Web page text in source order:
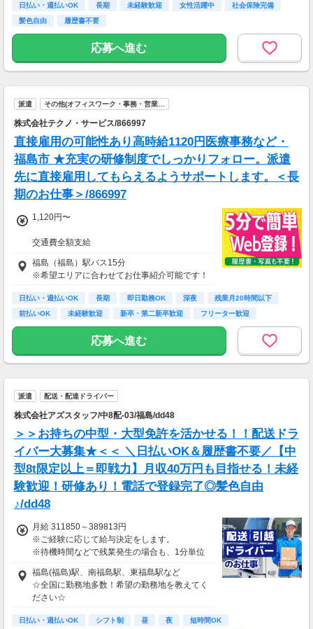
日払い・週払いOK 長期 未経験歓迎 女性活躍中
社会保険完備
髪色自由
履歴書不要
応募へ進む
派遣 その他(オフィスワーク・事務・営業…
株式会社テクノ・サービス/866997
直接雇用の可能性あり高時給1120円医療事務など・
福島市 ★充実の研修制度でしっかりフォロー。派遣
先に直接雇用してもらえるようサポートします。＜長
期のお仕事＞/866997
1,120円〜
交通費全額支給
即払い制度有
福島（福島）駅バス15分
※希望エリアに合わせてお仕事紹介可能です！
日払い・週払いOK 長期 即日勤務OK 深夜
残業月20時間以下
前払いOK
未経験歓迎 新卒・第二新卒歓迎 フリーター歓迎
応募へ進む
派遣 配送・配達ドライバー
株式会社アズスタッフ/中8配-03/福島/dd48
＞＞お持ちの中型・大型免許を活かせる！！配送ドラ
イバー大募集★＜＜ ＼日払いOK＆履歴書不要／【中
型8t限定以上＝即戦力】月収40万円も目指せる！未経
験歓迎！研修あり！電話で登録完了◎髪色自由
♪/dd48
月給 311850～389813円
※ご経験に応じて給与決定をします。
※待機時間などで残業発生の場合も、1分単位
で残業代をお支払いします！
※研修・研修時給については面談時にお伝えし
ます
＊交通費一部支給（案件による）
福島(福島)駅、南福島駅、東福島駅など
☆全国に勤務地多数！希望の勤務地を教えてく
ださい☆
日払い・週払いOK シフト制 昼 夜
短時間OK